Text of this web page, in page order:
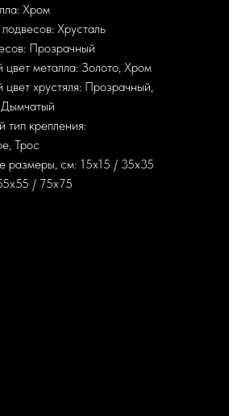
Хром
Хрусталь
Прозрачный
цвет металла: Золото, Хром
цвет хрустяля: Прозрачный,
тип крепления:
Трос
размеры, см: 15х15 / 35х35
/ 75х75